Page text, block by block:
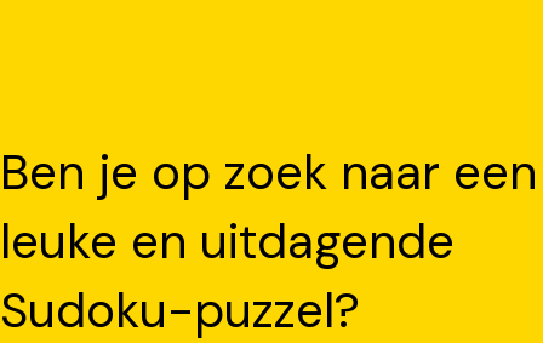
Ben je op zoek naar een
leuke en uitdagende
Sudoku-puzzel?